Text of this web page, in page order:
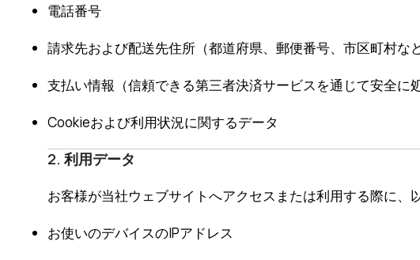
電話番号
請求先および配送先住所（都道府県、郵便番号、市区町村など
支払い情報（信頼できる第三者決済サービスを通じて安全に処
Cookieおよび利用状況に関するデータ
2. 利用データ
お客様が当社ウェブサイトへアクセスまたは利用する際に、
お使いのデバイスのIPアドレス